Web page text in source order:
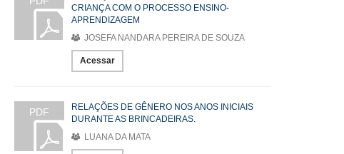
CRIANÇA COM O PROCESSO ENSINO-
APRENDIZAGEM
JOSEFA NANDARA PEREIRA DE SOUZA
Acessar
PDF
RELAÇÕES DE GÊNERO NOS ANOS INICIAIS
DURANTE AS BRINCADEIRAS.
LUANA DA MATA